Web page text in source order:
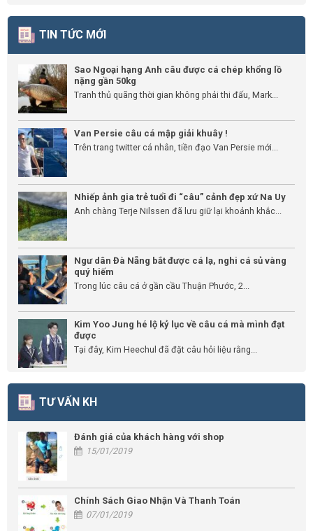
TIN TỨC MỚI
Sao Ngoại hạng Anh câu được cá chép khổng lồ
nặng gần 50kg
Tranh thủ quãng thời gian không phải thi đấu, Mark...
Van Persie câu cá mập giải khuây !
Trên trang twitter cá nhân, tiền đạo Van Persie mới...
Nhiếp ảnh gia trẻ tuổi đi “câu” cảnh đẹp xứ Na Uy
Anh chàng Terje Nilssen đã lưu giữ lại khoảnh khắc...
Ngư dân Đà Nẵng bắt được cá lạ, nghi cá sủ vàng
quý hiếm
Trong lúc câu cá ở gần cầu Thuận Phước, 2...
Kim Yoo Jung hé lộ kỷ lục về câu cá mà mình đạt
được
Tại đây, Kim Heechul đã đặt câu hỏi liệu rằng...
TƯ VẤN KH
Đánh giá của khách hàng với shop
15/01/2019
Chính Sách Giao Nhận Và Thanh Toán
07/01/2019